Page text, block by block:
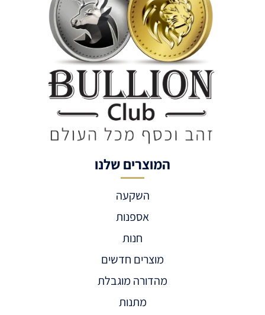
המוצרים שלנו
השקעה
אספנות
חנות
מוצרים חדשים
מהדורה מוגבלת
מתנות